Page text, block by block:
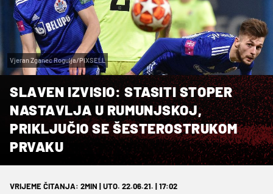
Vjeran Zganec Rogulja/PIXSELL
SLAVEN IZVISIO: STASITI STOPER
NASTAVLJA U RUMUNJSKOJ,
PRIKLJUČIO SE ŠESTEROSTRUKOM
PRVAKU
VRIJEME ČITANJA: 2MIN | UTO. 22.06.21. | 17:02